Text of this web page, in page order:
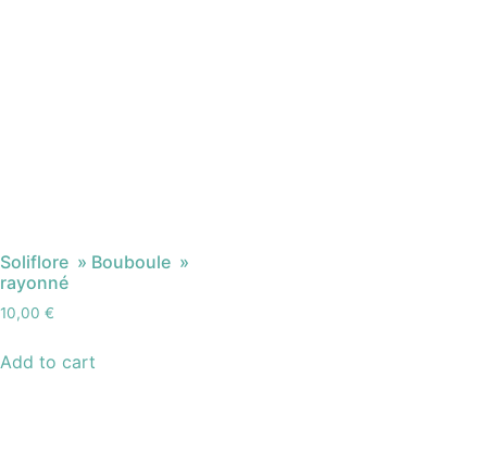
Soliflore » Bouboule »
rayonné
10,00 €
Add to cart